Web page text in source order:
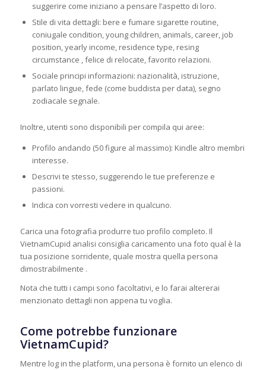
suggerire come iniziano a pensare l’aspetto di loro.
Stile di vita dettagli: bere e fumare sigarette routine,
coniugale condition, young children, animals, career, job
position, yearly income, residence type, resing
circumstance , felice di relocate, favorito relazioni.
Sociale principi informazioni: nazionalità, istruzione,
parlato lingue, fede (come buddista per data), segno
zodiacale segnale.
Inoltre, utenti sono disponibili per compila qui aree:
Profilo andando (50 figure al massimo): Kindle altro membri
interesse.
Descrivi te stesso, suggerendo le tue preferenze e
passioni.
Indica con vorresti vedere in qualcuno.
Carica una fotografia produrre tuo profilo completo. Il
VietnamCupid analisi consiglia caricamento una foto qual è la
tua posizione sorridente, quale mostra quella persona
dimostrabilmente .
Nota che tutti i campi sono facoltativi, e lo farai altererai
menzionato dettagli non appena tu voglia.
Come potrebbe funzionare
VietnamCupid?
Mentre log in the platform, una persona è fornito un elenco di